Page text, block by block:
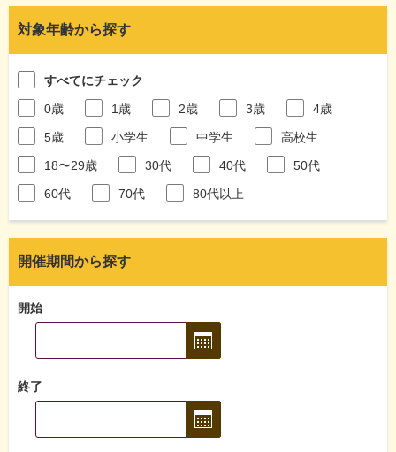
対象年齢から探す
すべてにチェック
0歳
1歳 2歳 3歳
4歳
5歳
小学生 中学生
高校生
18〜29歳
30代 40代
50代
60代
70代 80代以上
開催期間から探す
開始
終了